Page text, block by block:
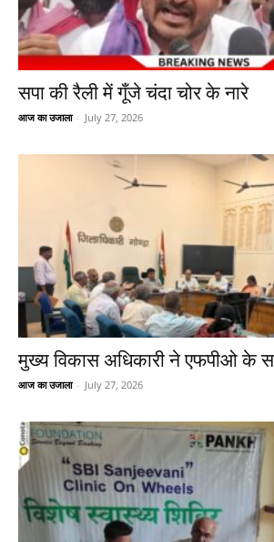
सपा की रैली में गूँजे चंदा चोर के नारे
आज का उजाला - July 27, 2026
मुख्य विकास अधिकारी ने एफपीओ के
आज का उजाला - July 27, 2026